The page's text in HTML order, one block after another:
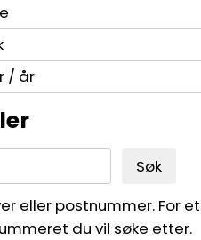
/ år
Søk
eller postnummer. For
du vil søke etter.